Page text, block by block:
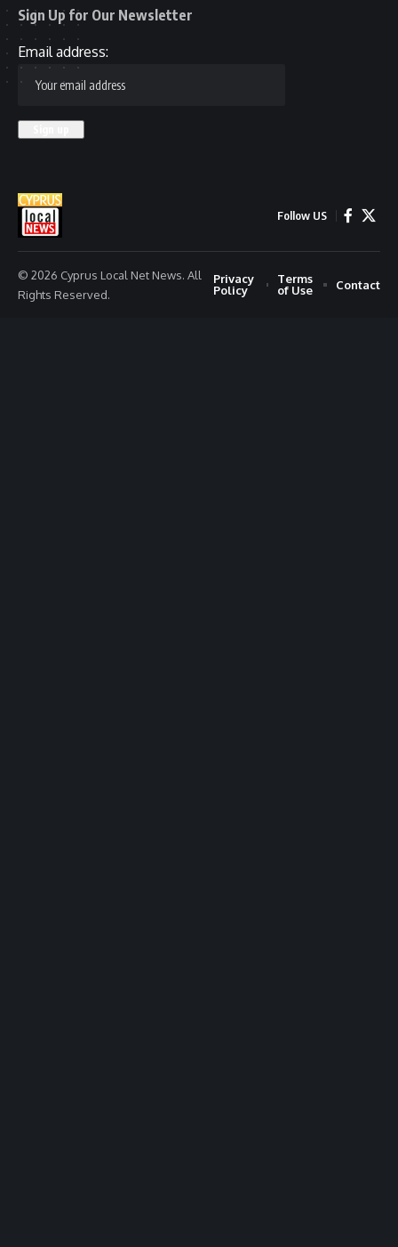
Sign Up for Our Newsletter
Email address:
Follow US
© 2026 Cyprus Local Net News. All
Rights Reserved.
Privacy
Policy
Terms
of Use
Contact